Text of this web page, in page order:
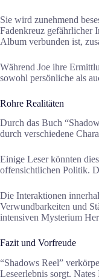
Sie wird zunehmend
Fadenkreuz gefährlicher
Album verbunden ist,
Während Joe ihre
sowohl persönliche als
Rohre Realitäten
Durch das Buch
durch verschiedene
Einige Leser könnten
offensichtlichen Politik.
Die Interaktionen
Verwundbarkeiten und
intensiven Mysterium
Fazit und Vorfreude
“Shadows Reel”
Leseerlebnis sorgt.